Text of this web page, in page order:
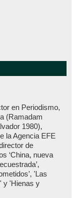
en Periodismo,
(Ramadam
1980),
la Agencia EFE
de
‘China, nueva
'Las
y 'Hienas y